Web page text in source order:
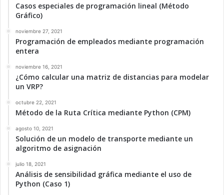
Casos especiales de programación lineal (Método
Gráfico)
noviembre 27, 2021
Programación de empleados mediante programación
entera
noviembre 16, 2021
¿Cómo calcular una matriz de distancias para modelar
un VRP?
octubre 22, 2021
Método de la Ruta Crítica mediante Python (CPM)
agosto 10, 2021
Solución de un modelo de transporte mediante un
algoritmo de asignación
julio 18, 2021
Análisis de sensibilidad gráfica mediante el uso de
Python (Caso 1)